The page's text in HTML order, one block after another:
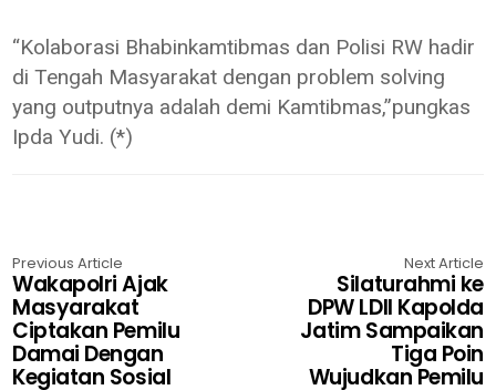
“Kolaborasi Bhabinkamtibmas dan Polisi RW hadir
di Tengah Masyarakat dengan problem solving
yang outputnya adalah demi Kamtibmas,”pungkas
Ipda Yudi. (*)
Previous Article
Wakapolri Ajak
Masyarakat
Ciptakan Pemilu
Damai Dengan
Kegiatan Sosial
Next Article
Silaturahmi ke
DPW LDII Kapolda
Jatim Sampaikan
Tiga Poin
Wujudkan Pemilu